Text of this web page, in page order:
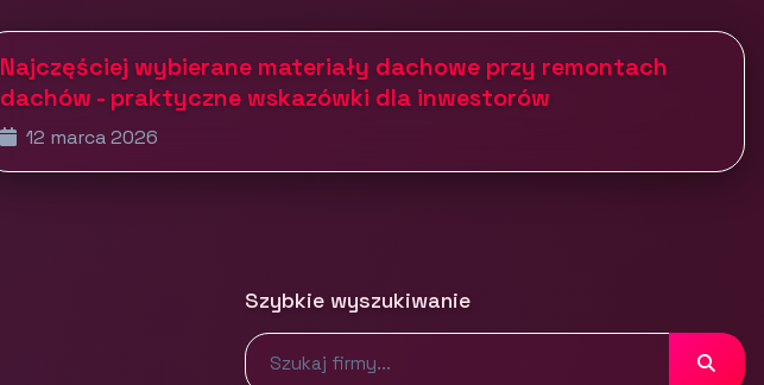
Najczęściej wybierane materiały dachowe przy remontach
dachów - praktyczne wskazówki dla inwestorów
12 marca 2026
Szybkie wyszukiwanie